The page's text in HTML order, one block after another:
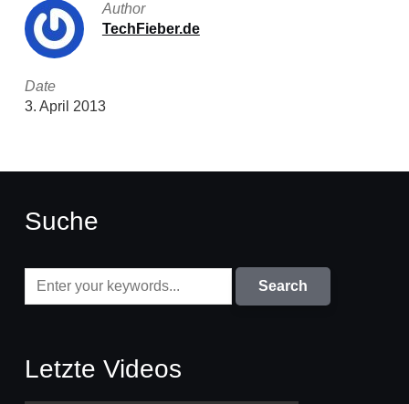
Author
TechFieber.de
Date
3. April 2013
Suche
Letzte Videos